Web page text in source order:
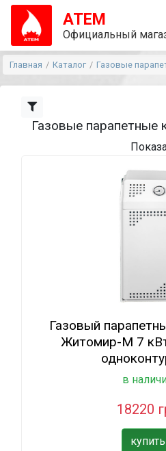
АТЕМ
Официальный
Главная Каталог Газовые
Газовые парапетные
Газовый
Житомир-М 7
в
18220
купить